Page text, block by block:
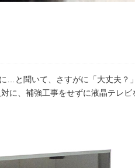
…と聞いて、さすがに「大丈夫？
に、補強工事をせずに液晶テレ